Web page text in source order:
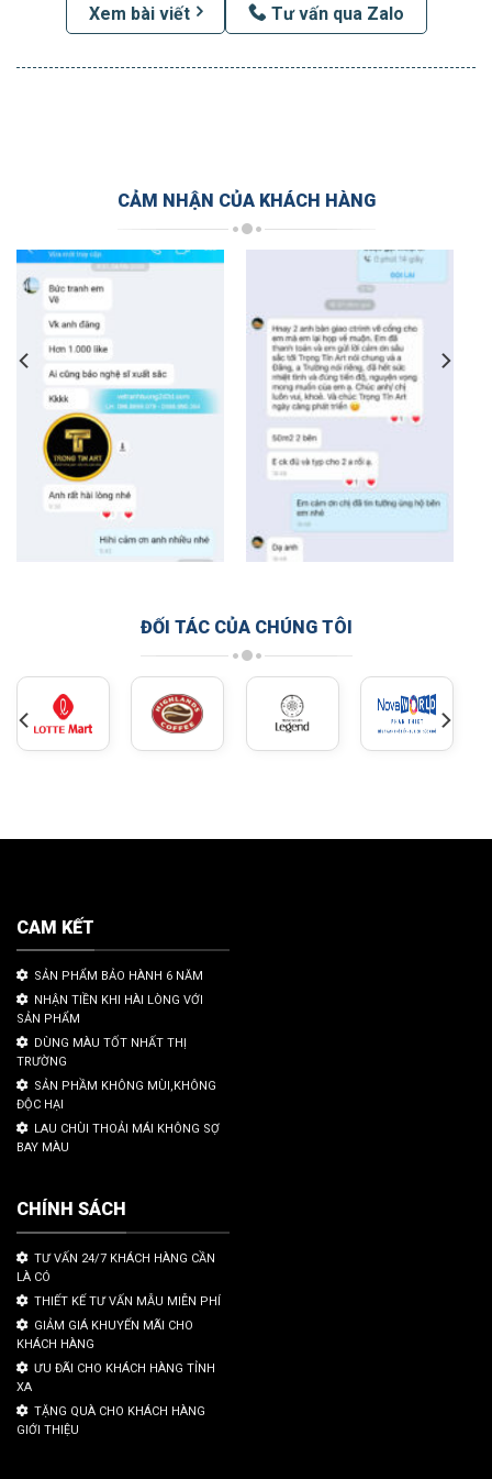
Xem bài viết Tư vấn qua Zalo
CẢM NHẬN CỦA KHÁCH HÀNG
ĐỐI TÁC CỦA CHÚNG TÔI
CAM KẾT
SẢN PHẨM BẢO HÀNH 6 NĂM
NHẬN TIỀN KHI HÀI LÒNG VỚI
SẢN PHẨM
DÙNG MÀU TỐT NHẤT THỊ
TRƯỜNG
SẢN PHẦM KHÔNG MÙI,KHÔNG
ĐỘC HẠI
LAU CHÙI THOẢI MÁI KHÔNG SỢ
BAY MÀU
CHÍNH SÁCH
TƯ VẤN 24/7 KHÁCH HÀNG CẦN
LÀ CÓ
THIẾT KẾ TƯ VẤN MẪU MIỄN PHÍ
GIẢM GIÁ KHUYẾN MÃI CHO
KHÁCH HÀNG
ƯU ĐÃI CHO KHÁCH HÀNG TỈNH
XA
TẶNG QUÀ CHO KHÁCH HÀNG
GIỚI THIỆU